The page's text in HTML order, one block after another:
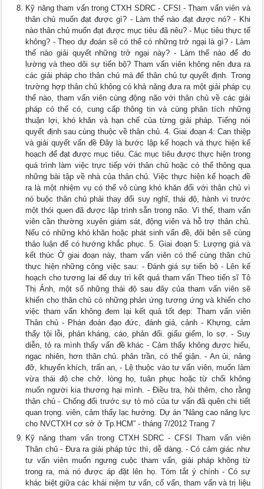
Kỹ năng tham vấn trong CTXH SDRC - CFSI - Tham vấn viên và
thân chủ muốn đạt được gì? - Làm thế nào đạt được nó? - Khi
nào thân chủ muốn đạt được mục tiêu đã nêu? - Mục tiêu thực tế
không? - Theo dự đoán sẽ có thể có những trở ngại là gì? - Làm
thế nào giải quyết những trở ngại này? - Làm thế nào để đo
lường và theo dõi sự tiến bộ? Tham vấn viên không nên đưa ra
các giải pháp cho thân chủ mà để thân chủ tự quyết định. Trong
trường hợp thân chủ không có khả năng đưa ra một giải pháp cụ
thể nào, tham vấn viên cùng động não với thân chủ về các giải
pháp có thể có, cung cấp thông tin và cùng phân tích những
thuận lợi, khó khăn và hạn chế của từng giải pháp. Tiếng nói
quyết định sau cùng thuộc về thân chủ. 4. Giai đoạn 4: Can thiệp
và giải quyết vấn đề Đây là bước lập kế hoạch và thực hiện kế
hoạch để đạt được mục tiêu. Các mục tiêu được thực hiện trong
quá trình làm việc trực tiếp với thân chủ hoặc có thể thông qua
những bài tập về nhà của thân chủ. Việc thực hiện kế hoạch đề
ra là một nhiệm vụ có thể vô cùng khó khăn đối với thân chủ vì
nó buộc thân chủ phải thay đổi suy nghĩ, thái độ, hành vi trước
một thói quen đã được lập trình sẵn trong não. Vì thế, tham vấn
viên cần thường xuyên giám sát, động viên và hỗ trợ thân chủ.
Nếu có những khó khăn hoặc phát sinh vấn đề, đôi bên sẽ cùng
thảo luận để có hướng khắc phục. 5. Giai đoạn 5: Lượng giá và
kết thúc Ở giai đoạn này, tham vấn viên có thể cùng thân chủ
thực hiện những công việc sau: - Đánh giá sự tiến bộ - Lên kế
hoạch cho tương lai để duy trì kết quả tham vấn Theo tiến sĩ Tô
Thị Ánh, một số những thái độ sau đây của tham vấn viên sẽ
khiến cho thân chủ có những phản ứng tương ứng và khiến cho
việc tham vấn không đem lại kết quả tốt đẹp: Tham vấn viên
Thân chủ - Phán đoán đạo đức, đánh giá, cảnh - Khựng, cảm
thấy tội lỗi, phản kháng, cáo, phản đối. giấu giếm, lo sợ. - Suy
diễn, tỏ ra mình thấy vấn đề khác - Cảm thấy không được hiểu,
ngạc nhiên, hơn thân chủ. phân trần, có thể giận. - An ủi, nâng
đỡ, khuyến khích, trấn an, - Lệ thuộc vào tư vấn viên, muốn làm
vừa thái độ che chở. lòng họ, tuân phục hoặc từ chối không
muốn người kia thương hại mình. - Điều tra, hỏi thêm, cho rằng
thân chủ - Chống đối trước sự tò mò của tư vấn đã quên chi tiết
quan trọng. viên, cảm thấy lạc hướng. Dự án “Nâng cao năng lực
cho NVCTXH cơ sở ở Tp.HCM” - tháng 7/2012 Trang 7
Kỹ năng tham vấn trong CTXH SDRC - CFSI Tham vấn viên
Thân chủ - Đưa ra giải pháp tức thì, dễ dàng. - Có cảm giác như
tư vấn viên muốn ngưng cuộc tham vấn, giải pháp không từ
trong ra, mà nó được áp đặt lên họ. Tóm tắt ý chính - Có sự
khác biệt giữa các khái niệm tư vấn, cố vấn, tham vấn và trị liệu